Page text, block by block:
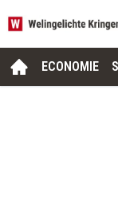
ECONOMIE